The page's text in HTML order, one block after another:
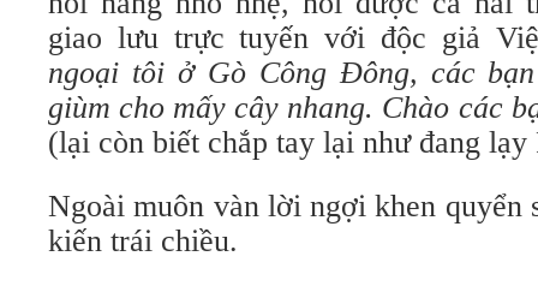
giao lưu trực tuyến với độc giả
ngoại tôi ở Gò Công Đông, các
giùm cho mấy cây nhang. Chào các
(lại còn biết chắp tay lại như đang lạy
Ngoài muôn vàn lời ngợi khen quyển
kiến trái chiều.